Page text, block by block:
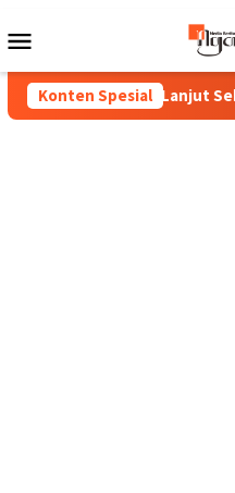
Mobile
Konten Spesial
Ora Pantes Lanjut Sekolah